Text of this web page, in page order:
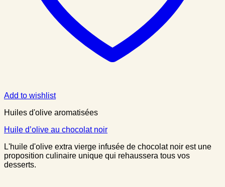
Add to wishlist
Huiles d'olive aromatisées
Huile d’olive au chocolat noir
L'huile d'olive extra vierge infusée de chocolat noir est une
proposition culinaire unique qui rehaussera tous vos
desserts.